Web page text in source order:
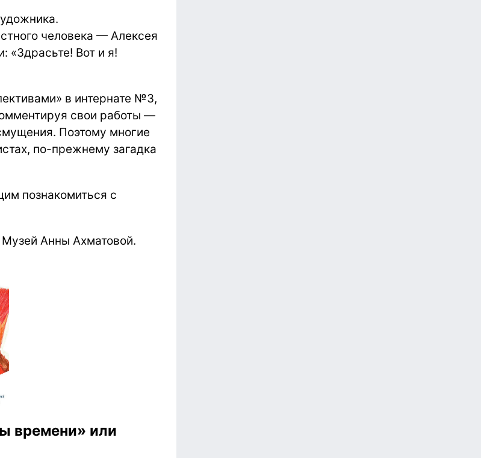
человека — Алексея
«Здрасьте! Вот и я!
в интернате №3,
свои работы —
Поэтому многие
по-прежнему загадка
познакомиться с
Анны Ахматовой.
времени» или